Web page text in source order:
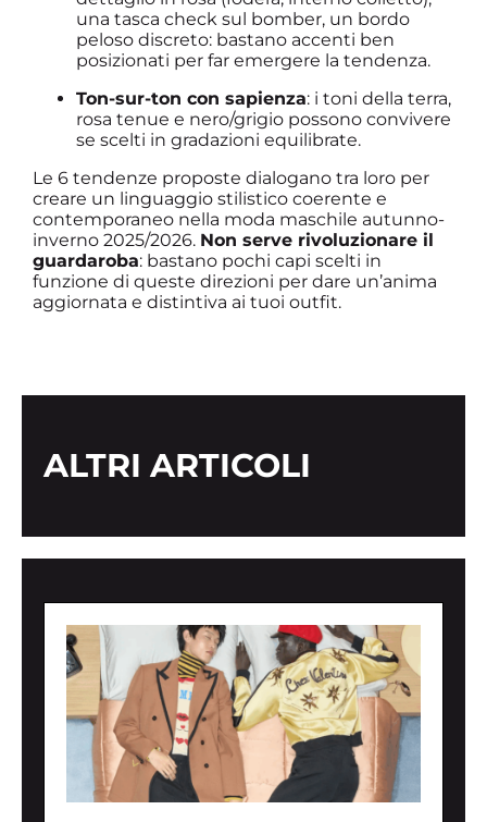
una tasca check sul bomber, un bordo
peloso discreto: bastano accenti ben
posizionati per far emergere la tendenza.
Ton-sur-ton con sapienza: i toni della terra,
rosa tenue e nero/grigio possono convivere
se scelti in gradazioni equilibrate.
Le 6 tendenze proposte dialogano tra loro per
creare un linguaggio stilistico coerente e
contemporaneo nella moda maschile autunno-
inverno 2025/2026. Non serve rivoluzionare il
guardaroba: bastano pochi capi scelti in
funzione di queste direzioni per dare un’anima
aggiornata e distintiva ai tuoi outfit.
ALTRI ARTICOLI